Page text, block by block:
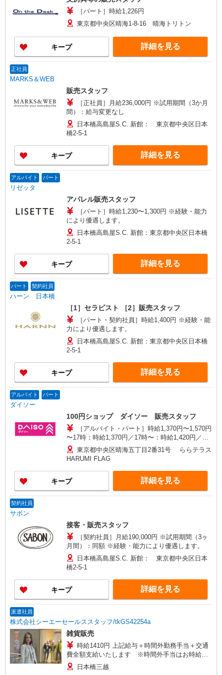
［パート］時給1,226円
東京都中央区晴海1-8-16 晴海トリトン
キープ 詳細を見る
正社員
MARKS＆WEB
販売スタッフ
［正社員］月給236,000円 ※試用期間（3か月
間）：給与変更なし
日本橋高島屋S.C. 新館： 東京都中央区日本
橋2-5-1
キープ 詳細を見る
アルバイト パート
リゼッタ
アパレル販売スタッフ
［パート］時給1,230〜1,300円 ※経験・能力
により優遇します。
日本橋高島屋S.C. 新館：東京都中央区日本橋
2-5-1
キープ 詳細を見る
パート 契約社員
ハーン 日本橋
［1］セラピスト ［2］販売スタッフ
［パート・契約社員］時給1,400円 ※経験・能
力により優遇します。
日本橋高島屋S.C. 新館：東京都中央区日本橋
2-5-1
キープ 詳細を見る
アルバイト パート
ダイソー
100円ショップ ダイソー 販売スタッフ
［アルバイト・パート］時給1,370円〜1,570円
〜17時：時給1,370円／17時〜：時給1,420円／土
日祝：時給1,420円 平日7:00から9:00まで1520
円 土日祝7:00から9:00まで1570円 ※時給制／月
東京都中央区晴海五丁目2番31号 ららテラス
HARUMI FLAG
キープ 詳細を見る
契約社員
サボン
接客・販売スタッフ
［契約社員］月給190,000円 ※試用期間（3ヶ
月間）：同額 ※経験・能力により優遇します。
日本橋高島屋S.C. 新館： 東京都中央区日本
橋2-5-1
キープ 詳細を見る
派遣社員
株式会社シーエーセールススタッフ/tkGS42254a
雑貨販売
時給1410円 上記給与＋時間外勤務手当＋交通
費全額支給いたします ※時間外手当はお時給の
1.25倍です！
日本橋三越